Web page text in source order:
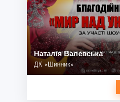
Наталія Валевська
ДК «Шинник»